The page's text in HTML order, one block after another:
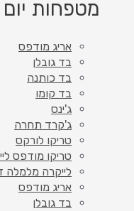
מטפחות יום
אריג מודפס
בד גובלן
בד כותנה
בד קומו
ג'ינס
ג'קרד תחרה
טריקו לורקס
טריקו מודפס
לייקרה מלמלה
אריג מודפס
בד גובלן